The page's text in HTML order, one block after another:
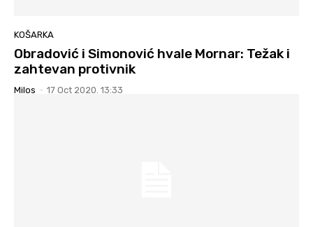
KOŠARKA
Obradović i Simonović hvale Mornar: Težak i
zahtevan protivnik
Milos - 17 Oct 2020. 13:33